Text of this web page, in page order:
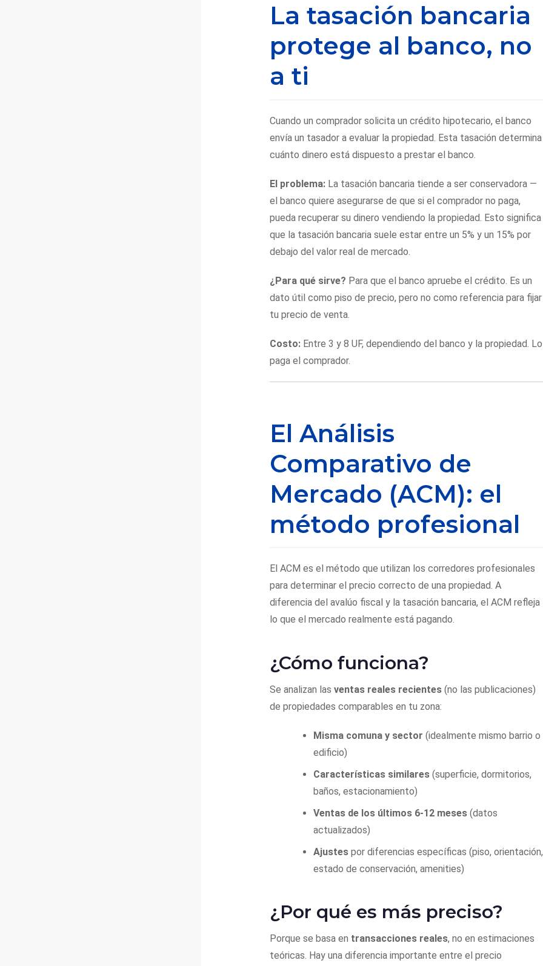
La tasación bancaria
protege al banco, no
a ti
Cuando un comprador solicita un crédito hipotecario, el banco
envía un tasador a evaluar la propiedad. Esta tasación determina
cuánto dinero está dispuesto a prestar el banco.
El problema: La tasación bancaria tiende a ser conservadora —
el banco quiere asegurarse de que si el comprador no paga,
pueda recuperar su dinero vendiendo la propiedad. Esto significa
que la tasación bancaria suele estar entre un 5% y un 15% por
debajo del valor real de mercado.
¿Para qué sirve? Para que el banco apruebe el crédito. Es un
dato útil como piso de precio, pero no como referencia para fijar
tu precio de venta.
Costo: Entre 3 y 8 UF, dependiendo del banco y la propiedad. Lo
paga el comprador.
El Análisis
Comparativo de
Mercado (ACM): el
método profesional
El ACM es el método que utilizan los corredores profesionales
para determinar el precio correcto de una propiedad. A
diferencia del avalúo fiscal y la tasación bancaria, el ACM refleja
lo que el mercado realmente está pagando.
¿Cómo funciona?
Se analizan lasventas reales recientes (no las publicaciones)
de propiedades comparables en tu zona:
Misma comuna y sector (idealmente mismo barrio o
edificio)
Características similares (superficie, dormitorios,
baños, estacionamiento)
Ventas de los últimos 6-12 meses (datos
actualizados)
Ajustes por diferencias específicas (piso, orientación,
estado de conservación, amenities)
¿Por qué es más preciso?
Porque se basa en transacciones reales, no en estimaciones
teóricas. Hay una diferencia importante entre el precio